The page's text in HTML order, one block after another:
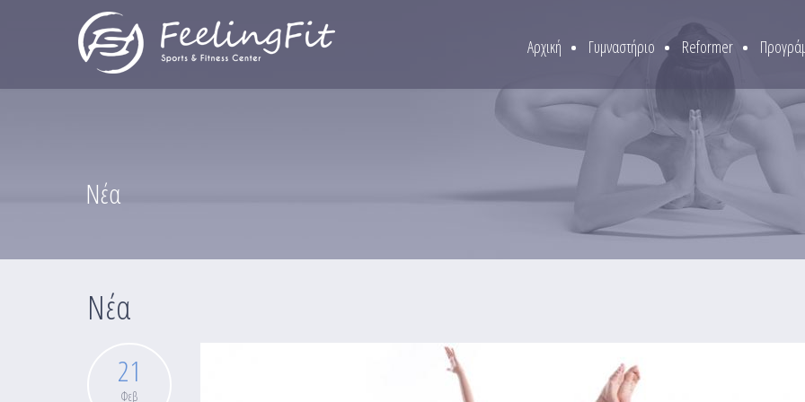
Παράκαμψη προς το κυρίως περιεχόμενο
Αρχική Γυμναστήριο Reformer
Νέα
Νέα
21
Φεβ